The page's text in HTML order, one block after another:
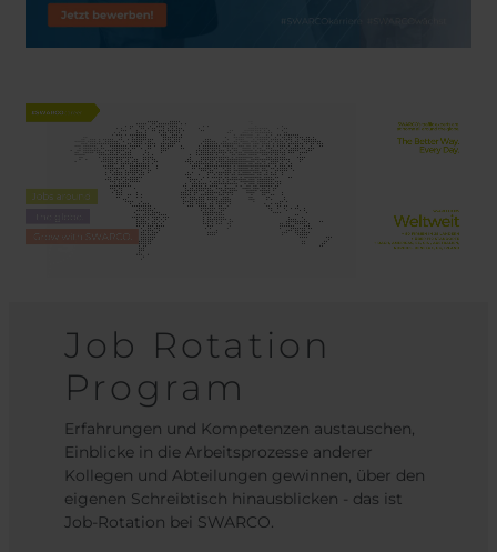
Job Rotation
Program
Erfahrungen und Kompetenzen austauschen,
Einblicke in die Arbeitsprozesse anderer
Kollegen und Abteilungen gewinnen, über den
eigenen Schreibtisch hinausblicken - das ist
Job-Rotation bei SWARCO.